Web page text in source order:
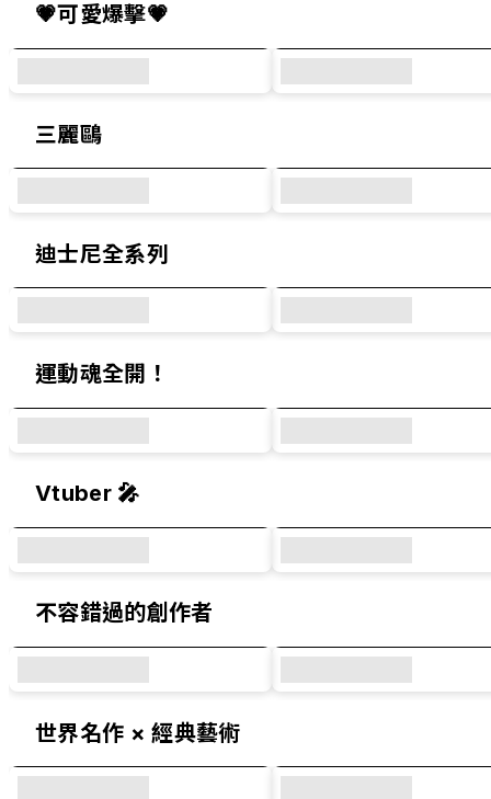
💗可愛爆擊💗
三麗鷗
迪士尼全系列
運動魂全開！
Vtuber 🎤
不容錯過的創作者
世界名作 × 經典藝術